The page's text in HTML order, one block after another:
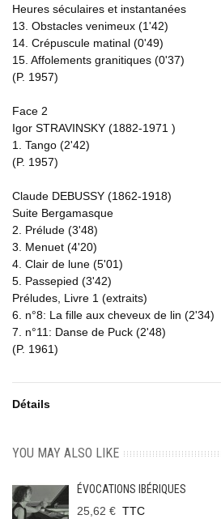
Heures séculaires et instantanées
13. Obstacles venimeux (1'42)
14. Crépuscule matinal (0'49)
15. Affolements granitiques (0'37)
(P. 1957)
Face 2
Igor STRAVINSKY (1882-1971 )
1. Tango (2'42)
(P. 1957)
Claude DEBUSSY (1862-1918)
Suite Bergamasque
2. Prélude (3'48)
3. Menuet (4'20)
4. Clair de lune (5'01)
5. Passepied (3'42)
Préludes, Livre 1 (extraits)
6. n°8: La fille aux cheveux de lin (2'34)
7. n°11: Danse de Puck (2'48)
(P. 1961)
Détails
YOU MAY ALSO LIKE
ÉVOCATIONS IBÉRIQUES
25,62 € TTC